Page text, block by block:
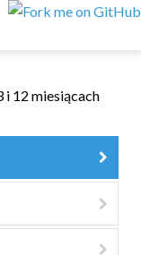
i 12 miesiącach